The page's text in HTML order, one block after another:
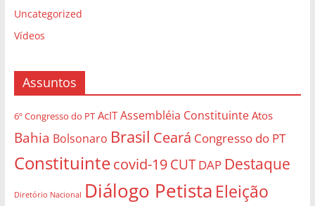
Uncategorized
Vídeos
Assuntos
6º Congresso do PT AcIT Assembléia Constituinte Atos
Bahia Bolsonaro Brasil Ceará Congresso do PT
Constituintecovid-19CUT DAP Destaque
Diretório Nacional Diálogo Petista Eleição